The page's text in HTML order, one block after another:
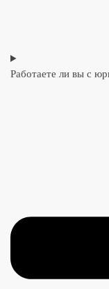
Работаете ли вы с